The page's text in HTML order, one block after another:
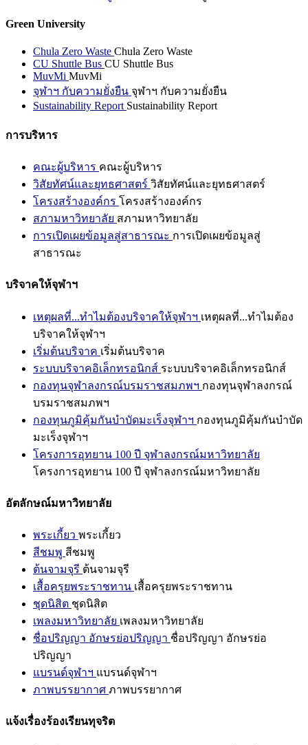
Green University
Chula Zero Waste Chula Zero Waste
CU Shuttle Bus CU Shuttle Bus
MuvMi MuvMi
จุฬาฯ กับความยั่งยืน จุฬาฯ กับความยั่งยืน
Sustainability Report Sustainability Report
การบริหาร
คณะผู้บริหาร คณะผู้บริหาร
วิสัยทัศน์และยุทธศาสตร์ วิสัยทัศน์และยุทธศาสตร์
โครงสร้างองค์กร โครงสร้างองค์กร
สภามหาวิทยาลัย สภามหาวิทยาลัย
การเปิดเผยข้อมูลสู่สาธารณะ การเปิดเผยข้อมูลสู่
สาธารณะ
บริจาคให้จุฬาฯ
เหตุผลที่...ทำไมต้องบริจาคให้จุฬาฯ เหตุผลที่...ทำไมต้อง
บริจาคให้จุฬาฯ
เริ่มต้นบริจาค เริ่มต้นบริจาค
ระบบบริจาคอิเล็กทรอนิกส์ ระบบบริจาคอิเล็กทรอนิกส์
กองทุนจุฬาลงกรณ์บรมราชสมภพฯ กองทุนจุฬาลงกรณ์
บรมราชสมภพฯ
กองทุนภูมิคุ้มกันบำบัดมะเร็งจุฬาฯ กองทุนภูมิคุ้มกันบำบัด
มะเร็งจุฬาฯ
โครงการอุทยาน 100 ปี จุฬาลงกรณ์มหาวิทยาลัย
โครงการอุทยาน 100 ปี จุฬาลงกรณ์มหาวิทยาลัย
อัตลักษณ์มหาวิทยาลัย
พระเกี้ยว พระเกี้ยว
สีชมพู สีชมพู
ต้นจามจุรี ต้นจามจุรี
เสื้อครุยพระราชทาน เสื้อครุยพระราชทาน
ชุดนิสิต ชุดนิสิต
เพลงมหาวิทยาลัย เพลงมหาวิทยาลัย
ชื่อปริญญา อักษรย่อปริญญา ชื่อปริญญา อักษรย่อ
ปริญญา
แบรนด์จุฬาฯ แบรนด์จุฬาฯ
ภาพบรรยากาศ ภาพบรรยากาศ
แจ้งเรื่องร้องเรียนทุจริต